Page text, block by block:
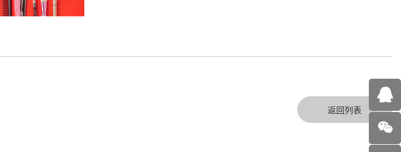
返回列表